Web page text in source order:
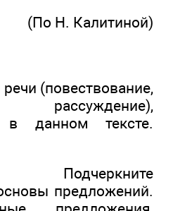
(По Н. Калитиной)
(повествование,
в данном тексте.
предложений.